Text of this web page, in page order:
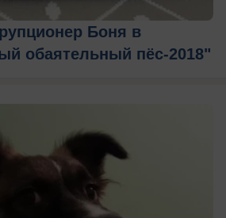
Боня в
обаятельный пёс-2018"